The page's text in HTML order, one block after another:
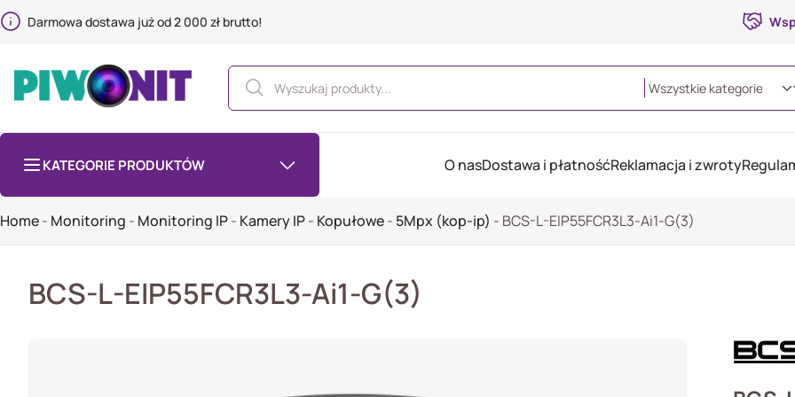
Darmowa dostawa już od 2 000 zł brutto!
KATEGORIE PRODUKTÓW O nasDostawa i płatnośćReklamacja i zwroty
Home- Monitoring - Monitoring IP- Kamery IP- Kopułowe- 5Mpx (kop-ip) - BCS-L-EIP55FCR3L3-Ai1-G(3)
BCS-L-EIP55FCR3L3-Ai1-G(3)